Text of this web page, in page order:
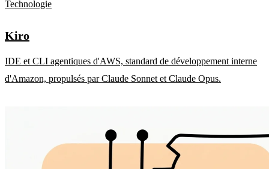
Technologie
Kiro
IDE et CLI agentiques d'AWS, standard de développement interne
d'Amazon, propulsés par Claude Sonnet et Claude Opus.